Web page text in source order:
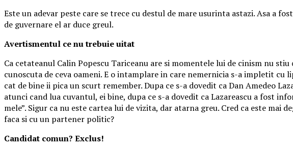
Este un adevar peste care se trece cu destul de mare usurinta astazi. Asa a
de guvernare el ar duce greul.
Avertismentul ce nu trebuie uitat
Ca cetateanul Calin Popescu Tariceanu are si momentele lui de cinism nu
cunoscuta de ceva oameni. E o intamplare in care nemernicia s-a impletit cu
cat de bine ii pica un scurt remember. Dupa ce s-a dovedit ca Dan Amedeo
atunci cand lua cuvantul, ei bine, dupa ce s-a dovedit ca Lazareascu a fost
mele”. Sigur ca nu este cartea lui de vizita, dar atarna greu. Cred ca este
faca si cu un partener politic?
Candidat comun? Exclus!